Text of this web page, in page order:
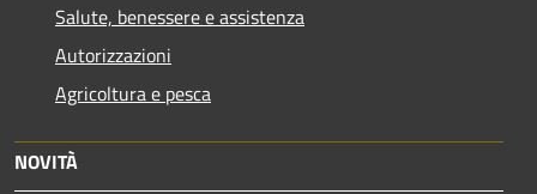
Salute, benessere e assistenza
Autorizzazioni
Agricoltura e pesca
NOVITÀ